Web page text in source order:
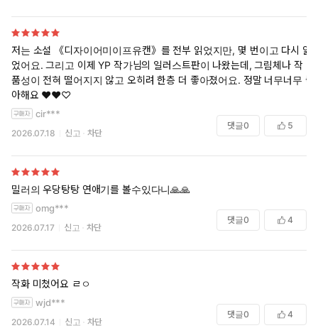
저는 소설 《디자이어미이프유캔》를 전부 읽었지만, 몇 번이고 다시 읽
었어요. 그리고 이제 YP 작가님의 일러스트판이 나왔는데, 그림체나 작
품성이 전혀 떨어지지 않고 오히려 한층 더 좋아졌어요. 정말 너무너무 좋
아해요 ♥︎♥︎♡
cir***
2026.07.18 신고 차단
댓글0 5
밀러의 우당탕탕 연애기를 볼수있다니🙏🙏
omg***
2026.07.17 신고 차단
댓글0 4
작화 미쳤어요 ㄹㅇ
wjd***
2026.07.14 신고 차단
댓글0 4